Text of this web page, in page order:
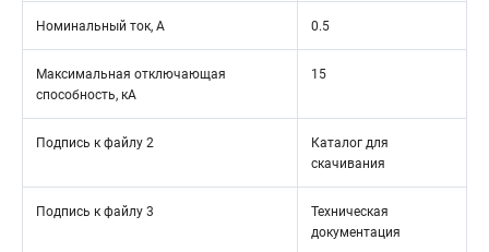
Номинальный ток, А 0.5
Максимальная отключающая
способность, кА
15
Подпись к файлу 2
Каталог для
скачивания
Подпись к файлу 3
Техническая
документация